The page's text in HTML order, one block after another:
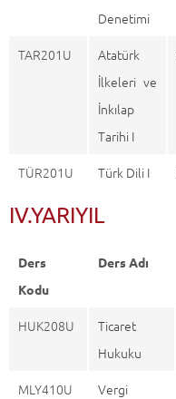
Denetimi
TAR201U
Atatürk
İlkeleri ve
İnkılap
Tarihi I
TÜR201U Türk Dili I
IV.YARIYIL
Ders
Kodu
Ders Adı
HUK208U
Ticaret
Hukuku
MLY410U
Vergi